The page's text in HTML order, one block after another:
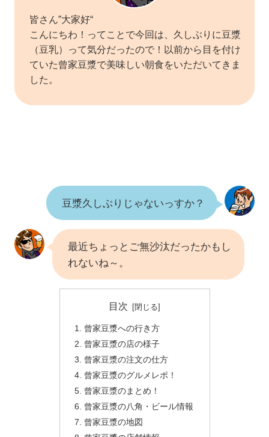
皆さん”大家好“
こんにちわ！ってことで今回は、久しぶりに豆漿
（豆乳）って気分だったので！以前から目を付け
ていた曾家豆漿で美味しい朝食をいただいてきま
した。
豆漿久しぶりじゃないっすか？
最近ちょっとご無沙汰だったかもし
れないね～。
目次
曾家豆漿への行き方
曾家豆漿の店の様子
曾家豆漿の注文の仕方
曾家豆漿のグルメレポ！
曾家豆漿のまとめ！
曾家豆漿の八角・ビール情報
曾家豆漿の地図